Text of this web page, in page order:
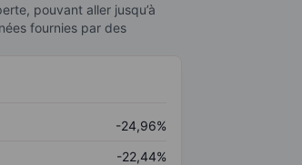
pouvant aller jusqu’à
fournies par des
-24,96%
-22,44%